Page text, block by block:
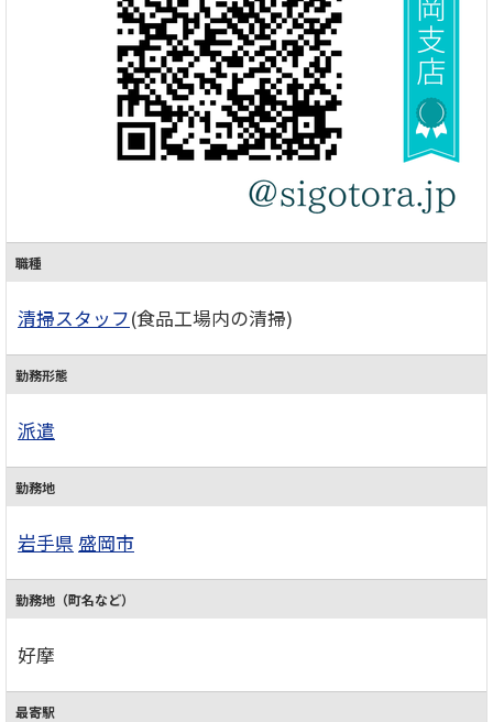
職種
清掃スタッフ(食品工場内の清掃)
勤務形態
派遣
勤務地
岩手県 盛岡市
勤務地（町名など）
好摩
最寄駅